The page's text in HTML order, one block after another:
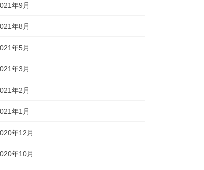
年9月
年8月
年5月
年3月
年2月
年1月
年12月
年10月